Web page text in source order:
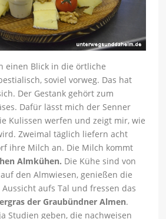
einen Blick in die örtliche
soviel vorweg. Das hat
Der Gestank gehört zum
Dafür lässt mich der Senner
Kulissen werfen und zeigt mir, wie
Zweimal täglich liefern acht
ihre Milch an. Die Milch kommt
Almkühen. Die Kühe sind von
den Almwiesen, genießen die
aufs Tal und fressen das
der Graubündner Almen.
Studien geben, die nachweisen